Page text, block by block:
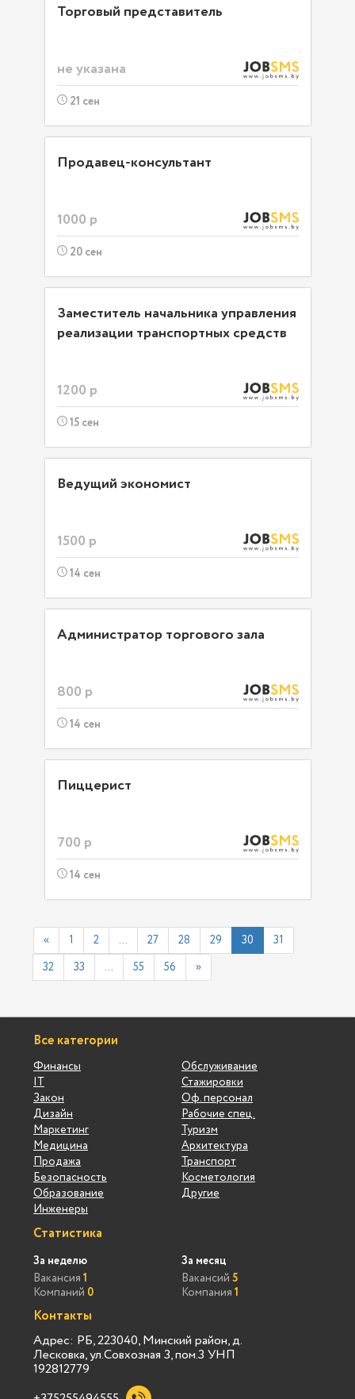
Торговый представитель
не указана
21 сен
Продавец-консультант
1000 р
20 сен
Заместитель начальника управления
реализации транспортных средств
1200 р
15 сен
Ведущий экономист
1500 р
14 сен
Администратор торгового зала
800 р
14 сен
Пиццерист
700 р
14 сен
« 1 2 ... 27 28 29 30 31
32 33 ... 55 56 »
Все категории
Финансы
IT
Закон
Дизайн
Маркетинг
Медицина
Продажа
Безопасность
Образование
Инженеры
Обслуживание
Стажировки
Оф. персонал
Рабочие спец.
Туризм
Архитектура
Транспорт
Косметология
Другие
Статистика
За неделю
Вакансия 1
Компаний 0
За месяц
Вакансий 5
Компания 1
Контакты
Адрес: РБ, 223040, Минский район, д.
Лесковка, ул.Совхозная 3, пом.3 УНП
192812779